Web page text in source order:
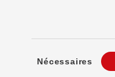
du
Nécessaires
IT